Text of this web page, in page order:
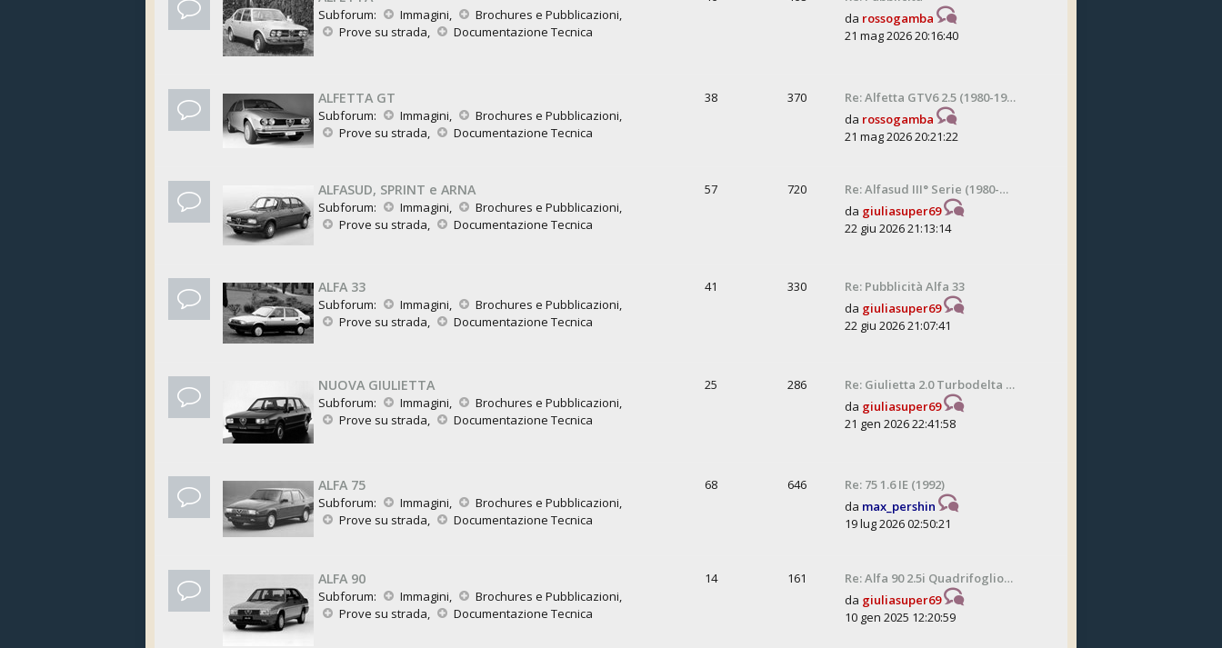
Subforum: Immagini, Brochures e Pubblicazioni,
Prove su strada, Documentazione Tecnica
da rossogamba
21 mag 2026 20:16:40
ALFETTA GT
Subforum: Immagini, Brochures e Pubblicazioni,
Prove su strada, Documentazione Tecnica
38 370
Re: Alfetta GTV6 2.5 (1980-19…
da rossogamba
21 mag 2026 20:21:22
ALFASUD, SPRINT e ARNA
Subforum: Immagini, Brochures e Pubblicazioni,
Prove su strada, Documentazione Tecnica
57 720
Re: Alfasud III° Serie (1980-…
da giuliasuper69
22 giu 2026 21:13:14
ALFA 33
Subforum: Immagini, Brochures e Pubblicazioni,
Prove su strada, Documentazione Tecnica
41 330
Re: Pubblicità Alfa 33
da giuliasuper69
22 giu 2026 21:07:41
NUOVA GIULIETTA
Subforum: Immagini, Brochures e Pubblicazioni,
Prove su strada, Documentazione Tecnica
25 286
Re: Giulietta 2.0 Turbodelta …
da giuliasuper69
21 gen 2026 22:41:58
ALFA 75
Subforum: Immagini, Brochures e Pubblicazioni,
Prove su strada, Documentazione Tecnica
68 646
Re: 75 1.6 IE (1992)
da max_pershin
19 lug 2026 02:50:21
ALFA 90
Subforum: Immagini, Brochures e Pubblicazioni,
Prove su strada, Documentazione Tecnica
14 161
Re: Alfa 90 2.5i Quadrifoglio…
da giuliasuper69
10 gen 2025 12:20:59